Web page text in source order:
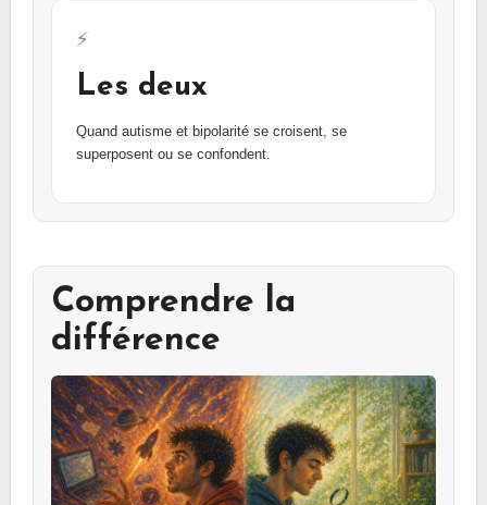
⚡
Les deux
Quand autisme et bipolarité se croisent, se
superposent ou se confondent.
Comprendre la
différence